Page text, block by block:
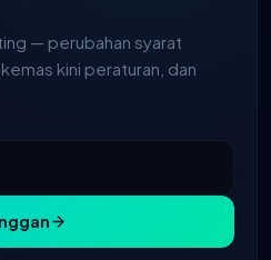
— perubahan syarat
kini peraturan, dan